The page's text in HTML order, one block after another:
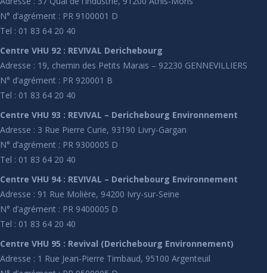
N° d’agrément : PR 9100001 D
Tel : 01 83 64 20 40
Centre VHU 92 : REVIVAL Derichebourg
Adresse : 19, chemin des Petits Marais – 92230 GENNEVILLIERS
N° d’agrément : PR 920001 B
Tel : 01 83 64 20 40
Centre VHU 93 : REVIVAL – Derichebourg Environnement
Adresse : 3 Rue Pierre Curie, 93190 Livry-Gargan
N° d’agrément : PR 9300005 D
Tel : 01 83 64 20 40
Centre VHU 94 : REVIVAL – Derichebourg Environnement
Adresse : 91 Rue Molière, 94200 Ivry-sur-Seine
N° d’agrément : PR 9400005 D
Tel : 01 83 64 20 40
Centre VHU 95 : Revival (Derichebourg Environnement)
Adresse : 1 Rue Jean-Pierre Timbaud, 95100 Argenteuil